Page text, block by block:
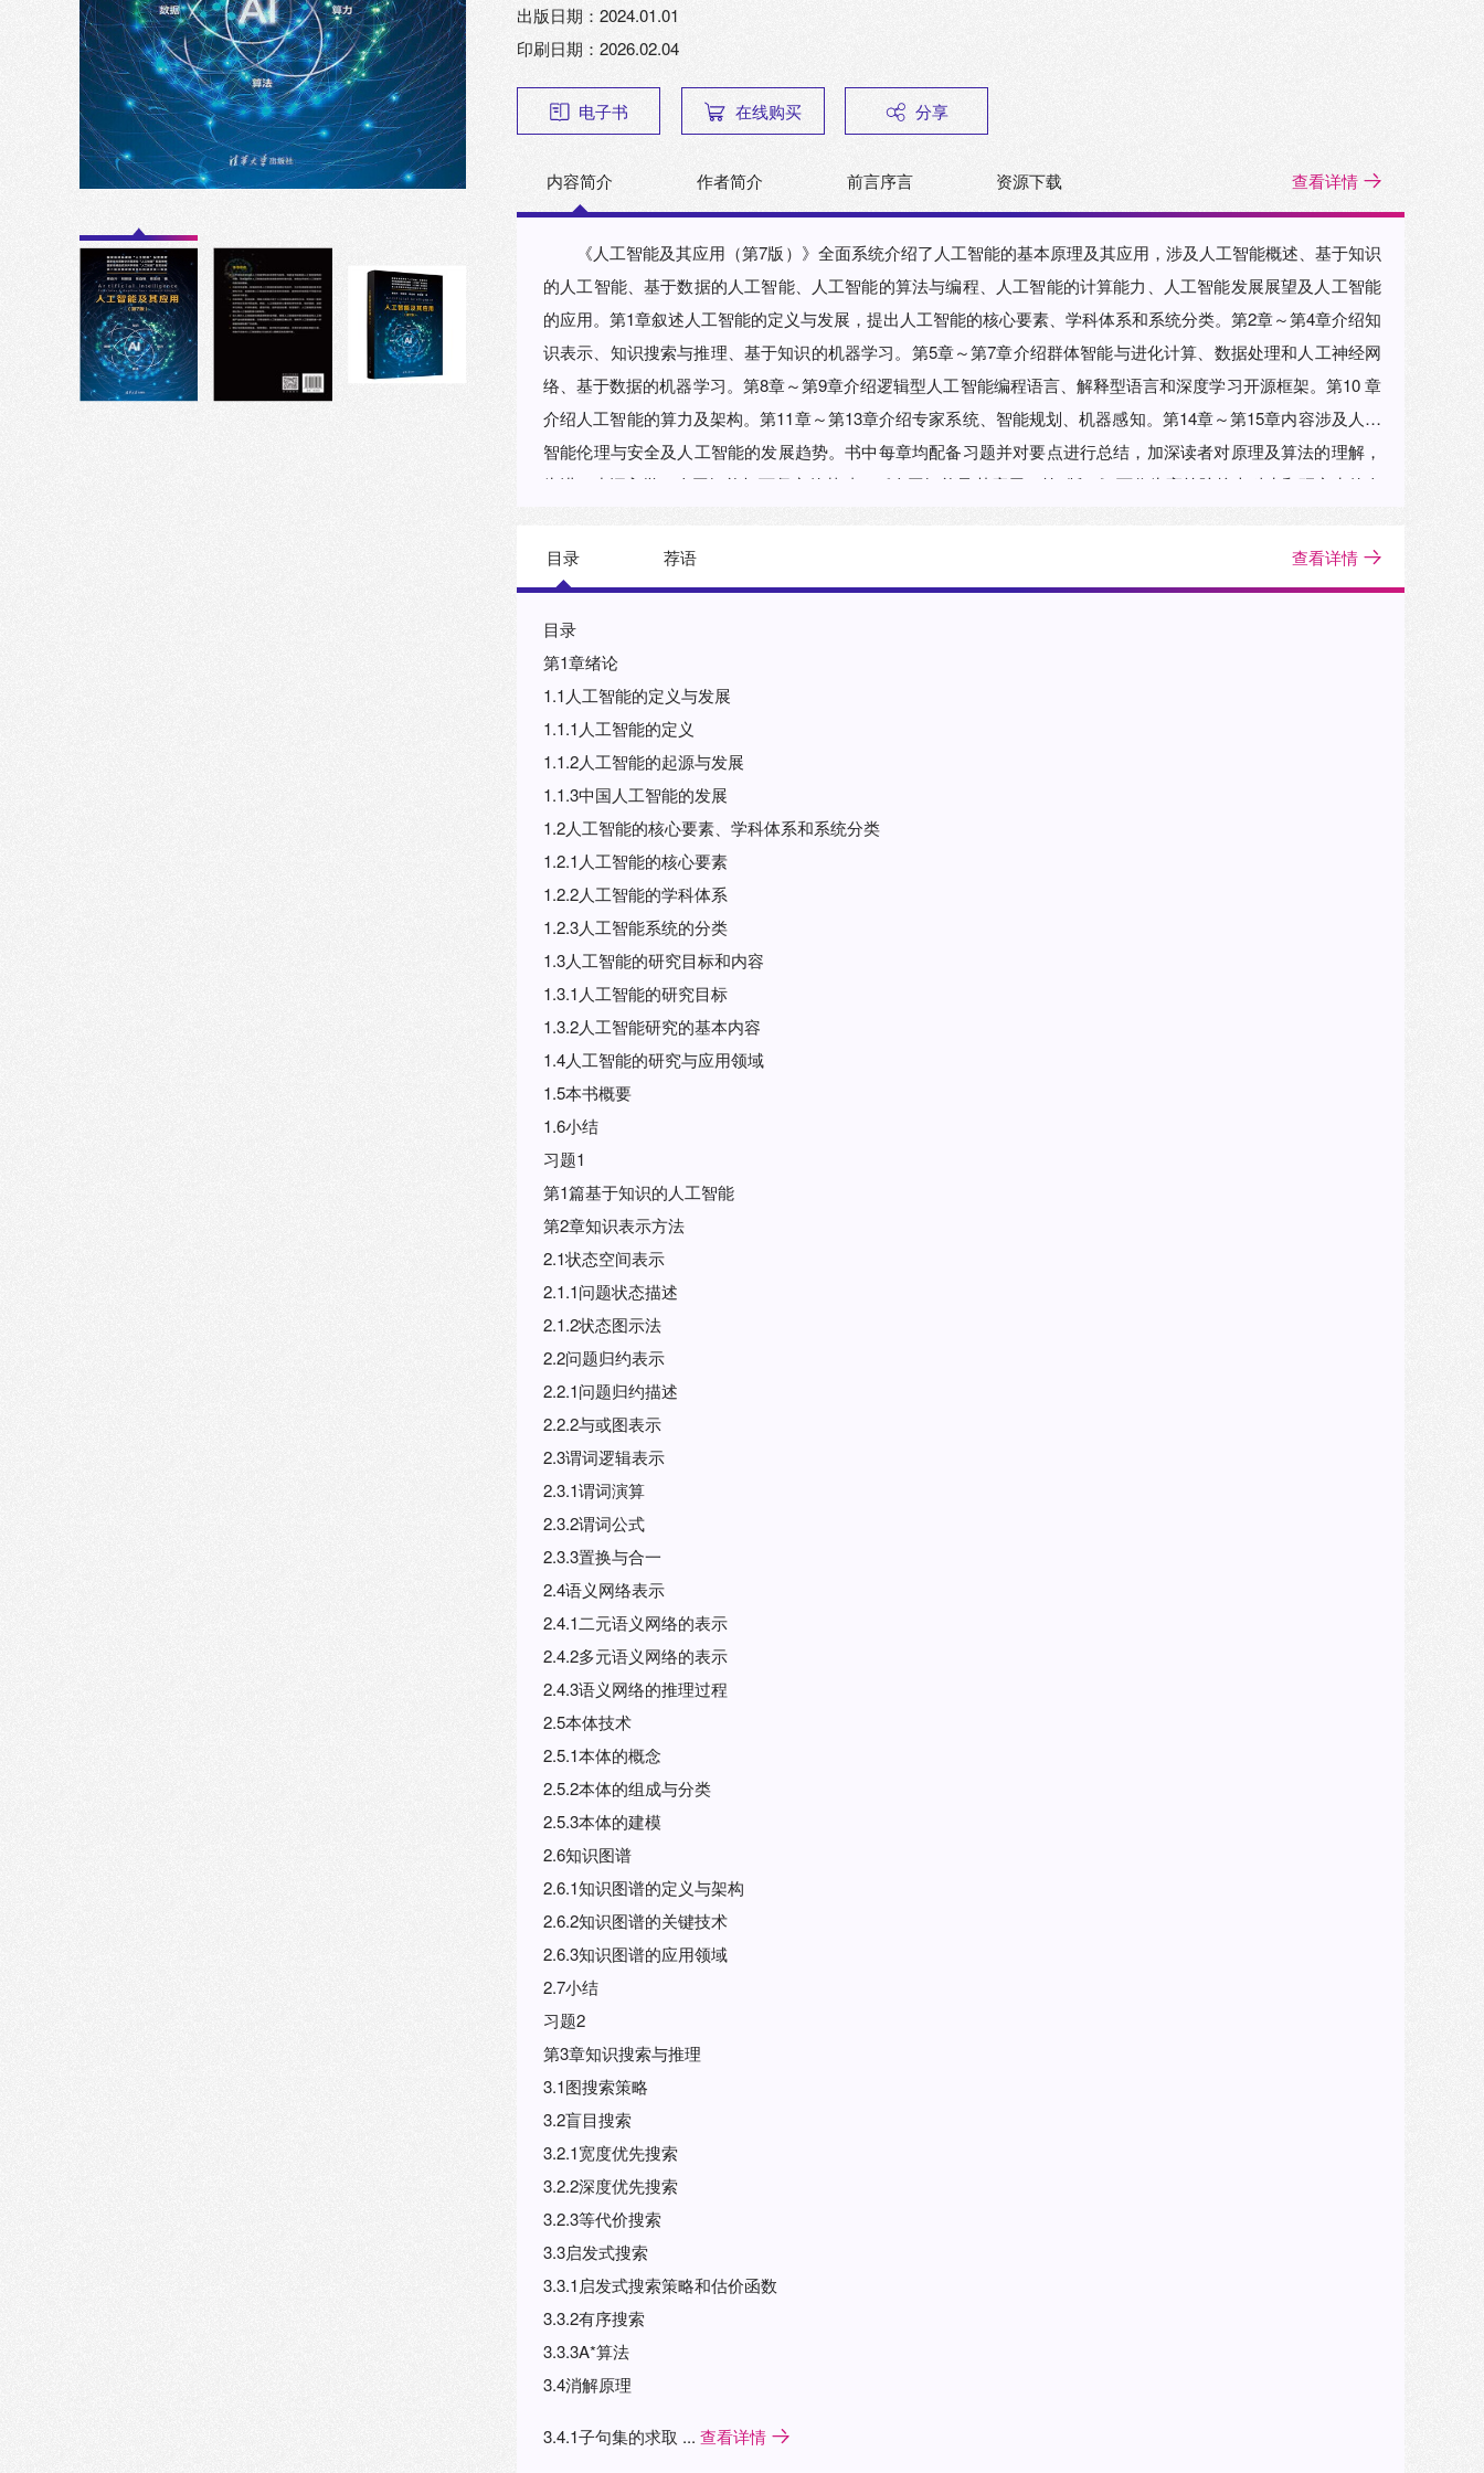
出版日期：2024.01.01
印刷日期：2026.02.04
电子书 在线购买 分享
内容简介 作者简介 前言序言 资源下载 查看详情
《人工智能及其应用（第7版）》全面系统介绍了人工智能的基本原理及其应用，涉及人工智能概述、基于知识
的人工智能、基于数据的人工智能、人工智能的算法与编程、人工智能的计算能力、人工智能发展展望及人工智能
的应用。第1章叙述人工智能的定义与发展，提出人工智能的核心要素、学科体系和系统分类。第2章～第4章介绍知
识表示、知识搜索与推理、基于知识的机器学习。第5章～第7章介绍群体智能与进化计算、数据处理和人工神经网
络、基于数据的机器学习。第8章～第9章介绍逻辑型人工智能编程语言、解释型语言和深度学习开源框架。第10 章
介绍人工智能的算力及架构。第11章～第13章介绍专家系统、智能规划、机器感知。第14章～第15章内容涉及人工
智能伦理与安全及人工智能的发展趋势。书中每章均配备习题并对要点进行总结，加深读者对原理及算法的理解，
为进一步深入学习人工智能打下坚实的基础。《人工智能及其应用（第7版）》可作为高等院校本科生和研究生的人
目录
荐语 查看详情
目录
第1章绪论
1.1人工智能的定义与发展
1.1.1人工智能的定义
1.1.2人工智能的起源与发展
1.1.3中国人工智能的发展
1.2人工智能的核心要素、学科体系和系统分类
1.2.1人工智能的核心要素
1.2.2人工智能的学科体系
1.2.3人工智能系统的分类
1.3人工智能的研究目标和内容
1.3.1人工智能的研究目标
1.3.2人工智能研究的基本内容
1.4人工智能的研究与应用领域
1.5本书概要
1.6小结
习题1
第1篇基于知识的人工智能
第2章知识表示方法
2.1状态空间表示
2.1.1问题状态描述
2.1.2状态图示法
2.2问题归约表示
2.2.1问题归约描述
2.2.2与或图表示
2.3谓词逻辑表示
2.3.1谓词演算
2.3.2谓词公式
2.3.3置换与合一
2.4语义网络表示
2.4.1二元语义网络的表示
2.4.2多元语义网络的表示
2.4.3语义网络的推理过程
2.5本体技术
2.5.1本体的概念
2.5.2本体的组成与分类
2.5.3本体的建模
2.6知识图谱
2.6.1知识图谱的定义与架构
2.6.2知识图谱的关键技术
2.6.3知识图谱的应用领域
2.7小结
习题2
第3章知识搜索与推理
3.1图搜索策略
3.2盲目搜索
3.2.1宽度优先搜索
3.2.2深度优先搜索
3.2.3等代价搜索
3.3启发式搜索
3.3.1启发式搜索策略和估价函数
3.3.2有序搜索
3.3.3A*算法
3.4消解原理
3.4.1子句集的求取 ... 查看详情